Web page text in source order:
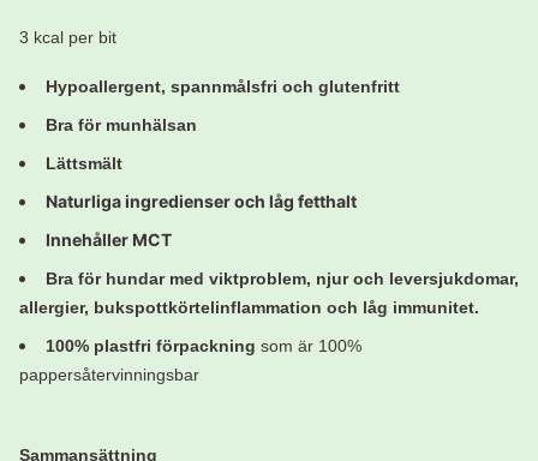
3 kcal per bit
Hypoallergent, spannmålsfri och glutenfritt
Bra för munhälsan
Lättsmält
Naturliga ingredienser och låg fetthalt
Innehåller MCT
Bra för hundar med viktproblem, njur och leversjukdomar,
allergier, bukspottkörtelinflammation och låg immunitet.
100% plastfri förpackning som är 100%
pappersåtervinningsbar
Sammansättning